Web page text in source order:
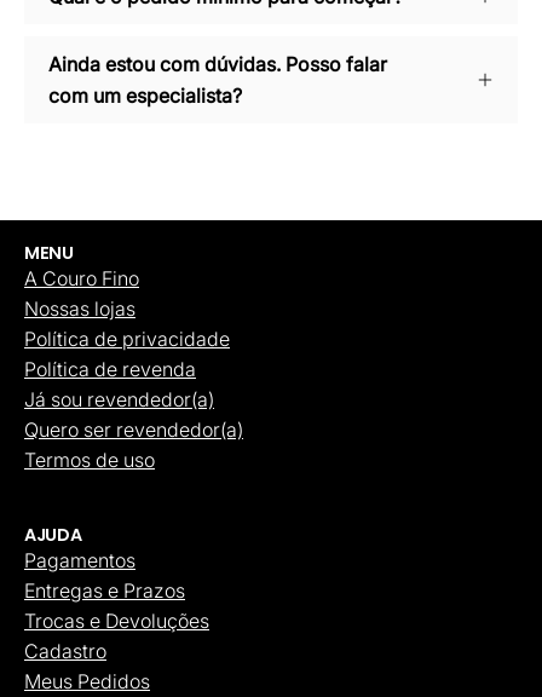
Ainda estou com dúvidas. Posso falar
com um especialista?
MENU
A Couro Fino
Nossas lojas
Política de privacidade
Política de revenda
Já sou revendedor(a)
Quero ser revendedor(a)
Termos de uso
AJUDA
Pagamentos
Entregas e Prazos
Trocas e Devoluções
Cadastro
Meus Pedidos